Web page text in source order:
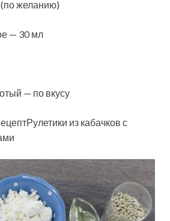
желанию)
— 30 мл
— по вкусу
из кабачков с